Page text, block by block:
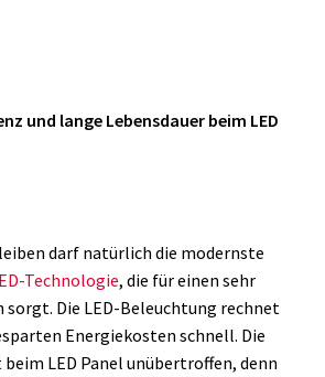
und lange Lebensdauer beim LED
darf natürlich die modernste
Technologie, die für einen sehr
sorgt. Die LED-Beleuchtung rechnet
Energiekosten schnell. Die
LED Panel unübertroffen, denn